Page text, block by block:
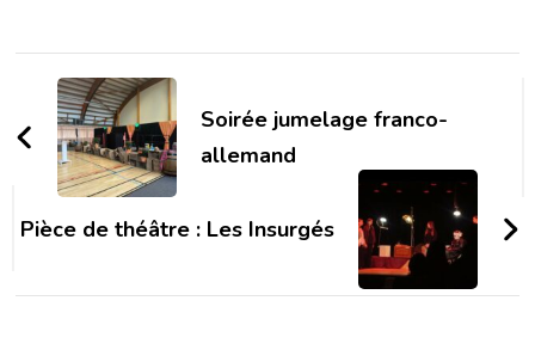
Navigation
d'article
Soirée jumelage franco-
allemand
Pièce de théâtre : Les Insurgés